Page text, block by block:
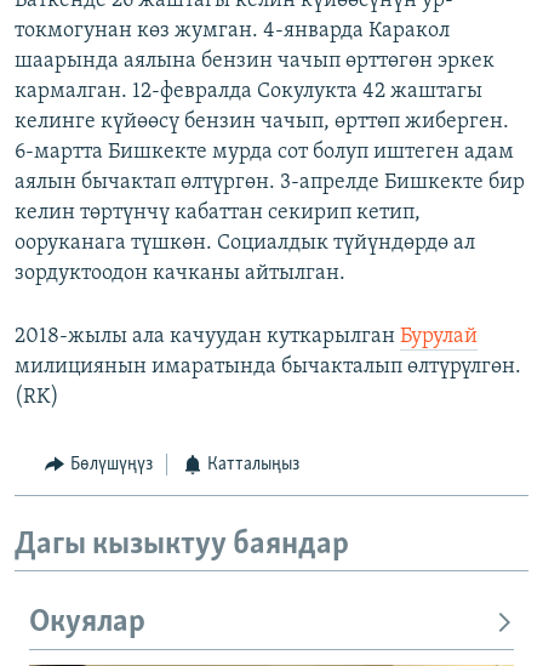
токмогунан көз жумган. 4-январда Каракол
шаарында аялына бензин чачып өрттөгөн эркек
кармалган. 12-февралда Сокулукта 42 жаштагы
келинге күйөөсү бензин чачып, өрттөп жиберген.
6-мартта Бишкекте мурда сот болуп иштеген адам
аялын бычактап өлтүргөн. 3-апрелде Бишкекте бир
келин төртүнчү кабаттан секирип кетип,
ооруканага түшкөн. Социалдык түйүндөрдө ал
зордуктоодон качканы айтылган.
2018-жылы ала качуудан куткарылган Бурулай
милициянын имаратында бычакталып өлтүрүлгөн.
(RK)
Бөлүшүңүз Катталыңыз
Дагы кызыктуу баяндар
Окуялар